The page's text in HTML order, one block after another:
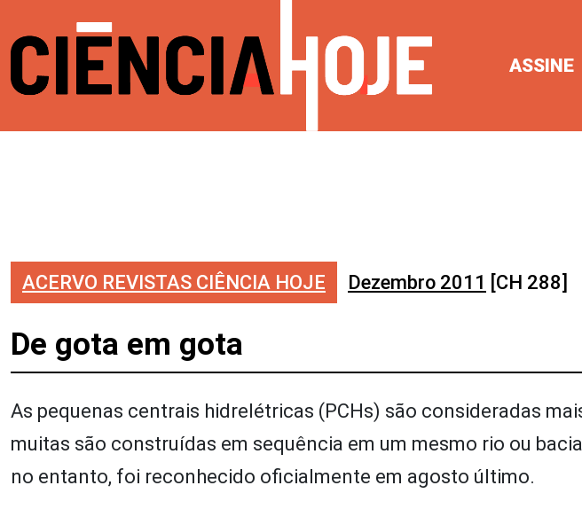
ASSINE
ACERVO REVISTAS CIÊNCIA HOJE Dezembro 2011 [CH 288]
De gota em gota
As pequenas centrais hidrelétricas (PCHs) são consideradas
muitas são construídas em sequência em um mesmo rio ou
no entanto, foi reconhecido oficialmente em agosto último.